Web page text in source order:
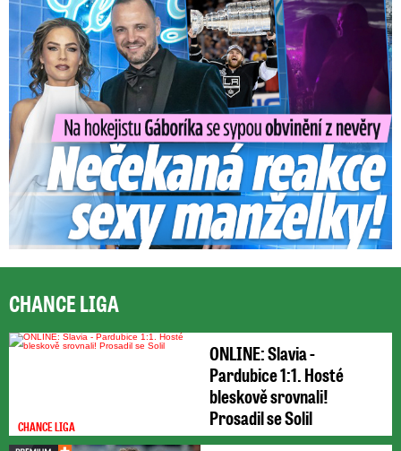
Na Gáboríka se sypou obvinění z nevěry: Reakce manželky!
CHANCE LIGA
CHANCE LIGA
ONLINE: Slavia -
Pardubice 1:1. Hosté
bleskově srovnali!
Prosadil se Solil